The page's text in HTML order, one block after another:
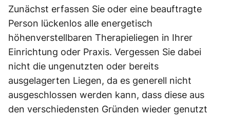
Zunächst erfassen Sie oder eine beauftragte
Person lückenlos alle energetisch
höhenverstellbaren Therapieliegen in Ihrer
Einrichtung oder Praxis. Vergessen Sie dabei
nicht die ungenutzten oder bereits
ausgelagerten Liegen, da es generell nicht
ausgeschlossen werden kann, dass diese aus
den verschiedensten Gründen wieder genutzt